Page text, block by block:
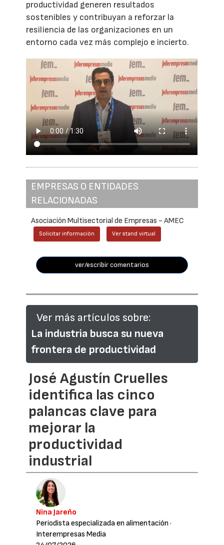
productividad generen resultados
sostenibles y contribuyan a reforzar la
resiliencia de las organizaciones en un
entorno cada vez más complejo e incierto.
EMPRESAS O ENTIDADES
RELACIONADAS
Asociación Multisectorial de Empresas - AMEC
Solicitar información Ver stand virtual
ver/escribir comentarios
Ver más artículos sobre:
La industria busca su nueva
frontera de productividad
José Agustín Cruelles
identifica las cinco
palancas clave para
mejorar la
productividad
industrial
Nina Jareño
Periodista especializada en alimentación ·
Interempresas Media